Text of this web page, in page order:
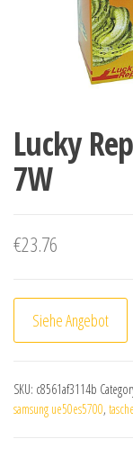
Lucky
7W
€23.76
Siehe Angebot
SKU: c8561af3114b
samsung ue50es5700,